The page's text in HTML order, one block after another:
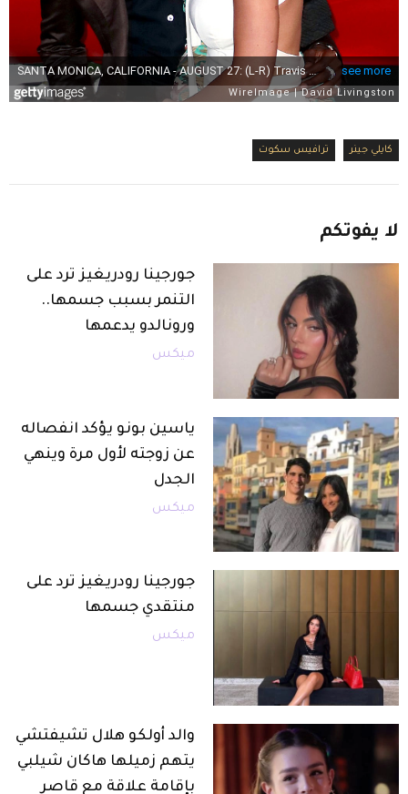
كايلي جينر ترافيس سكوت
لا يفوتكم
جورجينا رودريغيز ترد على
التنمر بسبب جسمها..
ورونالدو يدعمها
ميكس
ياسين بونو يؤكد انفصاله
عن زوجته لأول مرة وينهي
الجدل
ميكس
جورجينا رودريغيز ترد على
منتقدي جسمها
ميكس
والد أولكو هلال تشيفتشي
يتهم زميلها هاكان شيلبي
بإقامة علاقة مع قاصر